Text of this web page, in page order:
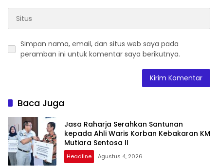
Simpan nama, email, dan situs web saya pada
peramban ini untuk komentar saya berikutnya.
Baca Juga
Jasa Raharja Serahkan Santunan
kepada Ahli Waris Korban Kebakaran KM
Mutiara Sentosa II
Headline Agustus 4, 2026